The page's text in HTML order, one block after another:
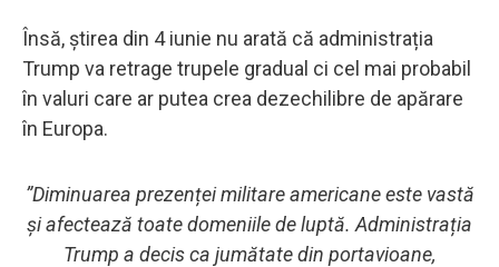
Însă, știrea din 4 iunie nu arată că administrația
Trump va retrage trupele gradual ci cel mai probabil
în valuri care ar putea crea dezechilibre de apărare
în Europa.
”Diminuarea prezenței militare americane este vastă
și afectează toate domeniile de luptă. Administrația
Trump a decis ca jumătate din portavioane,